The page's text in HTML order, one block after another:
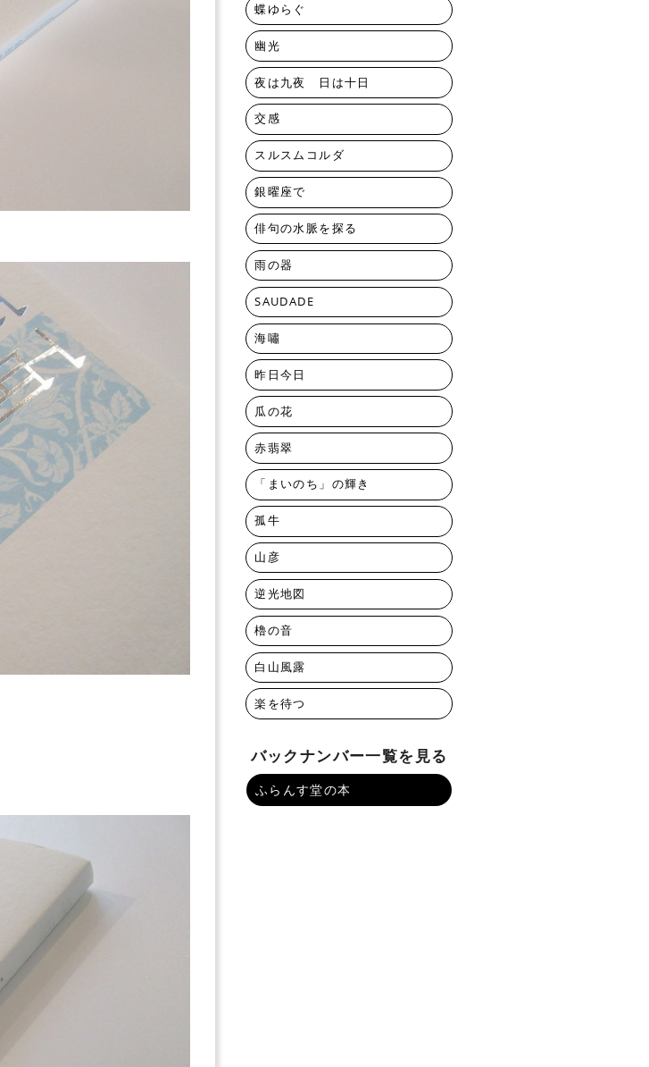
蝶ゆらぐ
幽光
夜は九夜 日は十日
交感
スルスムコルダ
銀曜座で
俳句の水脈を探る
雨の器
SAUDADE
海嘯
昨日今日
瓜の花
赤翡翠
「まいのち」の輝き
孤牛
山彦
逆光地図
櫓の音
白山風露
楽を待つ
バックナンバー一覧を見る
ふらんす堂の本